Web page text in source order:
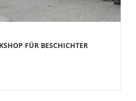
FÜR BESCHICHTER